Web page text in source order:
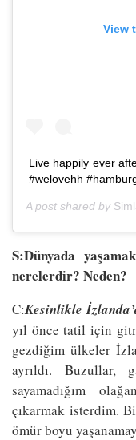
View
Live happily ever
#welovehh
A post shared by
S:Dünyada
nerelerdir? Neden?
C:Kesinlikle
yıl önce tatil için
gezdiğim ülkeler
ayrıldı. Buzullar,
sayamadığım
çıkarmak isterdim.
ömür boyu